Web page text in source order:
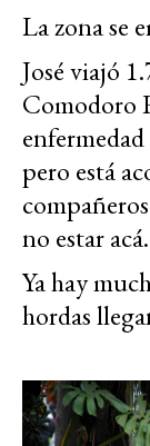
La zona se
José viajó
Comodoro
pero está
no estar acá.
Ya hay
hordas